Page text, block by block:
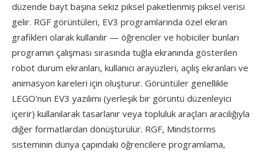
düzende bayt başına sekiz piksel paketlenmiş piksel verisi
gelir. RGF görüntüleri, EV3 programlarında özel ekran
grafikleri olarak kullanılır — öğrenciler ve hobiciler bunları
programın çalışması sırasında tuğla ekranında gösterilen
robot durum ekranları, kullanıcı arayüzleri, açılış ekranları ve
animasyon kareleri için oluşturur. Görüntüler genellikle
LEGO'nun EV3 yazılımı (yerleşik bir görüntü düzenleyici
içerir) kullanılarak tasarlanır veya topluluk araçları aracılığıyla
diğer formatlardan dönüştürülür. RGF, Mindstorms
sisteminin dünya çapındaki öğrencilere programlama,